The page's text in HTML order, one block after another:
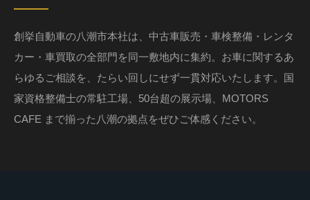
創挙自動車の八潮市本社は、中古車販売・車検整備・レンタ
カー・車買取の全部門を同一敷地内に集約。お車に関するあ
らゆるご相談を、たらい回しにせず一貫対応いたします。国
家資格整備士の常駐工場、50台超の展示場、MOTORS
CAFE まで揃った八潮の拠点をぜひご体感ください。